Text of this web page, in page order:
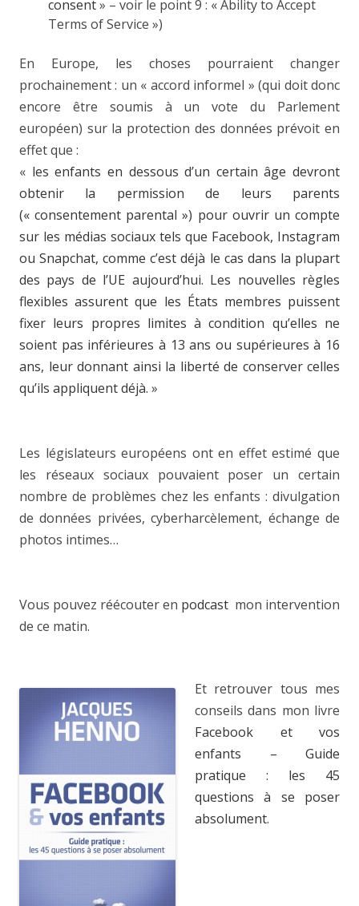
consent» – voir le point 9 : « Ability to Accept
Terms of Service »)
En Europe, les choses pourraient changer
prochainement : un « accord informel » (qui doit donc
encore être soumis à un vote du Parlement
européen) sur la protection des données prévoit en
effet que :
« les enfants en dessous d’un certain âge devront
obtenir la permission de leurs parents
(« consentement parental ») pour ouvrir un compte
sur les médias sociaux tels que Facebook, Instagram
ou Snapchat, comme c’est déjà le cas dans la plupart
des pays de l’UE aujourd’hui. Les nouvelles règles
flexibles assurent que les États membres puissent
fixer leurs propres limites à condition qu’elles ne
soient pas inférieures à 13 ans ou supérieures à 16
ans, leur donnant ainsi la liberté de conserver celles
qu’ils appliquent déjà. »
Les législateurs européens ont en effet estimé que
les réseaux sociaux pouvaient poser un certain
nombre de problèmes chez les enfants : divulgation
de données privées, cyberharcèlement, échange de
photos intimes…
Vous pouvez réécouter en podcast mon intervention
de ce matin.
Et retrouver tous mes
conseils dans mon livre
Facebook et vos
enfants – Guide
pratique : les 45
questions à se poser
absolument.